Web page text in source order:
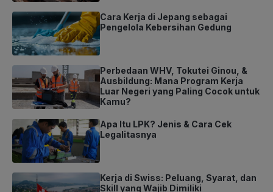
Cara Kerja di Jepang sebagai
Pengelola Kebersihan Gedung
Perbedaan WHV, Tokutei Ginou, &
Ausbildung: Mana Program Kerja
Luar Negeri yang Paling Cocok untuk
Kamu?
Apa Itu LPK? Jenis & Cara Cek
Legalitasnya
Kerja di Swiss: Peluang, Syarat, dan
Skill yang Wajib Dimiliki